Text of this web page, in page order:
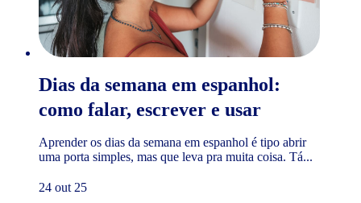
Dias da semana em espanhol:
como falar, escrever e usar
Aprender os dias da semana em espanhol é tipo abrir
uma porta simples, mas que leva pra muita coisa. Tá...
24 out 25